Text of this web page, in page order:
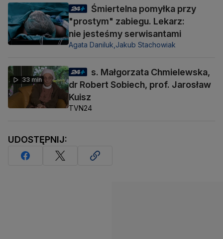
Śmiertelna pomyłka przy
"prostym" zabiegu. Lekarz:
nie jesteśmy serwisantami
Agata Daniluk,Jakub Stachowiak
33 min
s. Małgorzata Chmielewska,
dr Robert Sobiech, prof. Jarosław
Kuisz
TVN24
UDOSTĘPNIJ: